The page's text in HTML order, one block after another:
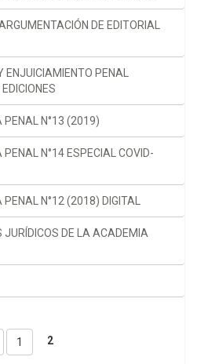
DE EDITORIAL
ENJUICIAMIENTO PENAL
PENAL N°13 (2019)
N°14 ESPECIAL COVID-
N°12 (2018) DIGITAL
JURÍDICOS DE LA ACADEMIA
1 2